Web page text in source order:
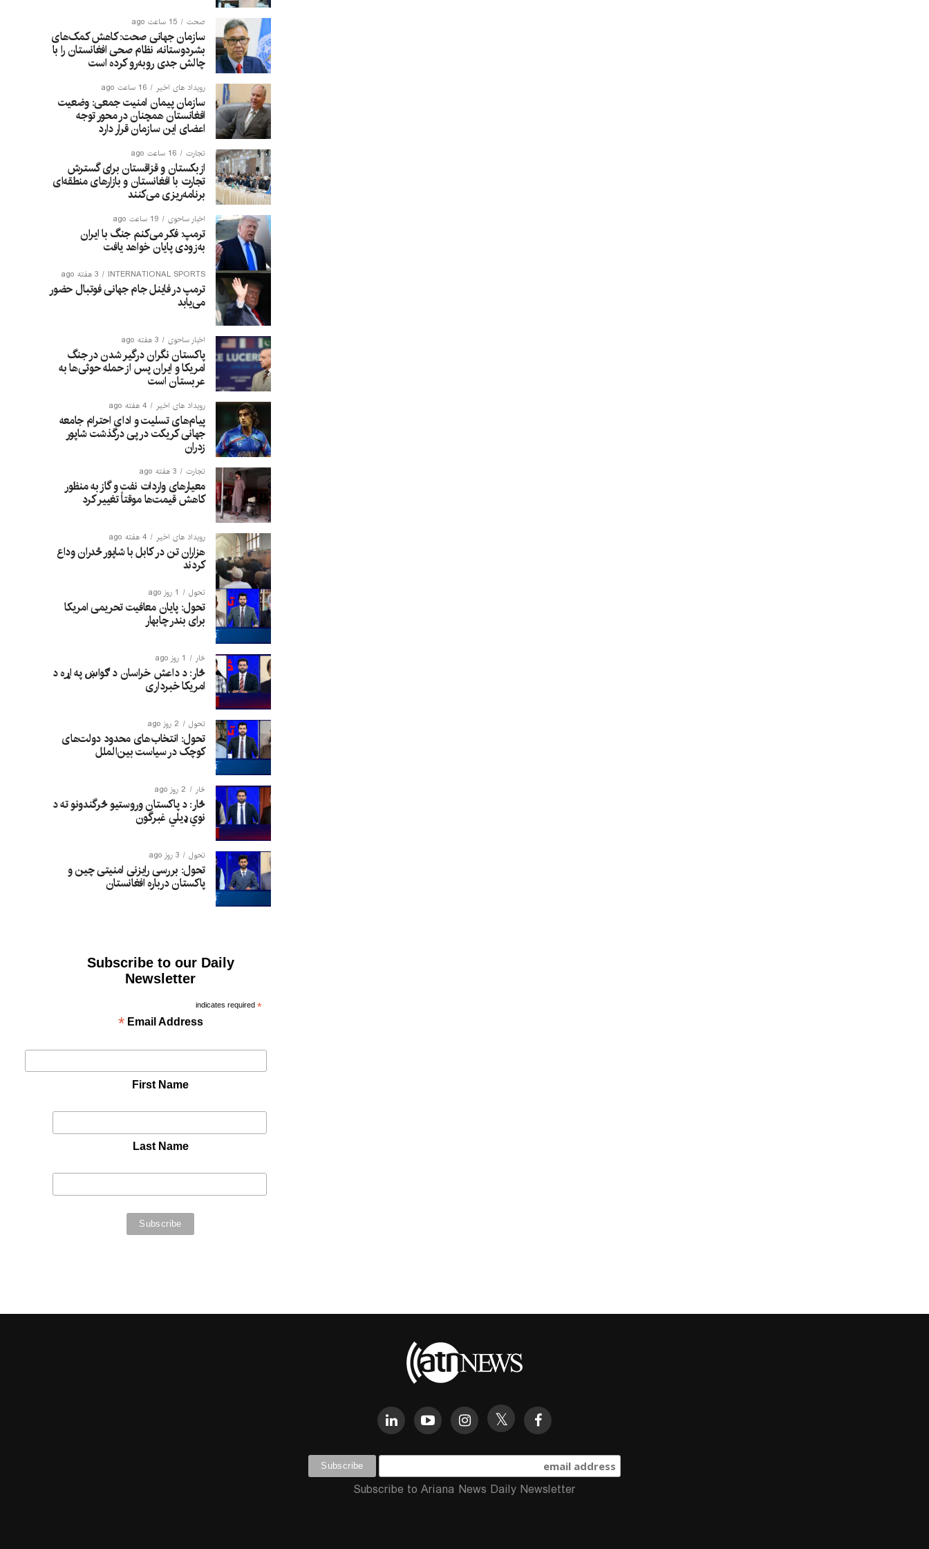
صحت 15 ساعت ago
سازمان جهانی صحت: کاهش کمک‌های
بشردوستانه، نظام صحی افغانستان را با
چالش جدی روبه‌رو کرده است
رویداد های اخیر 16 ساعت ago
سازمان پیمان امنیت جمعی: وضعیت
افغانستان همچنان در محور توجه
اعضای این سازمان قرار دارد
تجارت 16 ساعت ago
ازبکستان و قزاقستان برای گسترش
تجارت با افغانستان و بازارهای منطقه‌ای
برنامه‌ریزی می‌کنند
اخبار ساحوی 19 ساعت ago
ترمپ: فکر می‌کنم جنگ با ایران
به‌زودی پایان خواهد یافت
INTERNATIONAL SPORTS 3 هفته ago
ترمپ در فاینل جام جهانی فوتبال حضور
می‌یابد
اخبار ساحوی 3 هفته ago
پاکستان نگران درگیر شدن در جنگ
امریکا و ایران پس از حمله حوثی‌ها به
عربستان است
رویداد های اخیر 4 هفته ago
پیام‌های تسلیت و ادای احترام جامعه
جهانی کریکت در پی درگذشت شاپور
زدران
تجارت 3 هفته ago
معیارهای واردات نفت و گاز به منظور
کاهش قیمت‌ها موقتاً تغییر کرد
رویداد های اخیر 4 هفته ago
هزاران تن در کابل با شاپور ځدران وداع
کردند
تحول 1 روز ago
تحول: پایان معافیت تحریمی امریکا
برای بندر چابهار
څار 1 روز ago
څار: د داعش خراسان د ګواښ په اړه د
امریکا خبرداری
تحول 2 روز ago
تحول: انتخاب‌های محدود دولت‌های
کوچک در سیاست بین‌الملل
څار 2 روز ago
څار: د پاکستان وروستیو څرگندونو ته د
نوي ډیلي غبرگون
تحول 3 روز ago
تحول: بررسی رایزنی امنیتی چین و
پاکستان درباره افغانستان
Subscribe to our Daily
Newsletter
*
indicates required
Email Address
*
First Name
Last Name
Subscribe to Ariana News Daily Newsletter